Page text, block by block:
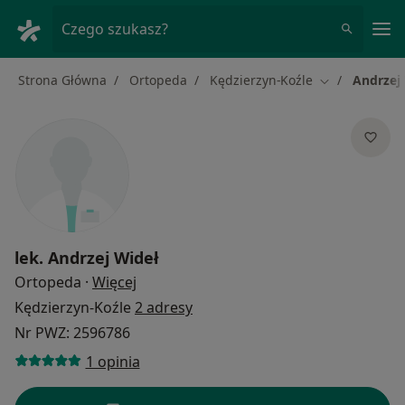
Czego szukasz?
Strona Główna Ortopeda Kędzierzyn-Koźle Zmień miasto
Andrzej
lek. Andrzej Wideł
Ortopeda · Więcej
Kędzierzyn-Koźle 2 adresy
Nr PWZ: 2596786
1 opinia